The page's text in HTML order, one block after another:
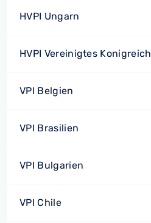
HVPI Ungarn
HVPI Vereinigtes Konigreich
VPI Belgien
VPI Brasilien
VPI Bulgarien
VPI Chile